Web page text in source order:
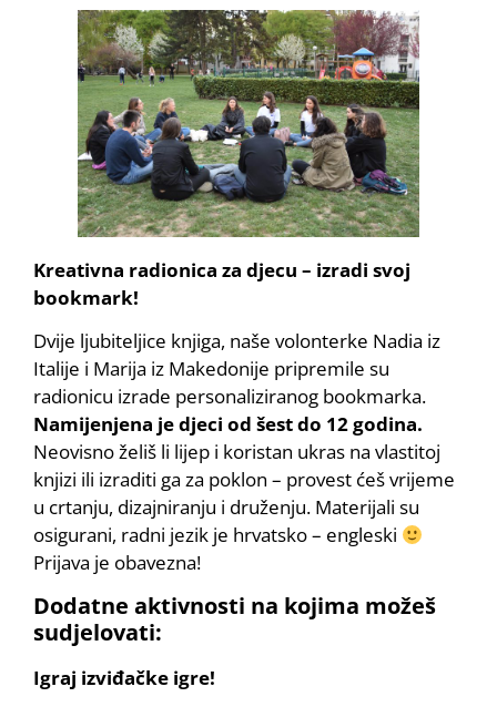
Kreativna radionica za djecu – izradi svoj
bookmark!
Dvije ljubiteljice knjiga, naše volonterke Nadia iz
Italije i Marija iz Makedonije pripremile su
radionicu izrade personaliziranog bookmarka.
Namijenjena je djeci od šest do 12 godina.
Neovisno želiš li lijep i koristan ukras na vlastitoj
knjizi ili izraditi ga za poklon – provest ćeš vrijeme
u crtanju, dizajniranju i druženju. Materijali su
osigurani, radni jezik je hrvatsko – engleski
Prijava je obavezna!
Dodatne aktivnosti na kojima možeš
sudjelovati:
Igraj izviđačke igre!